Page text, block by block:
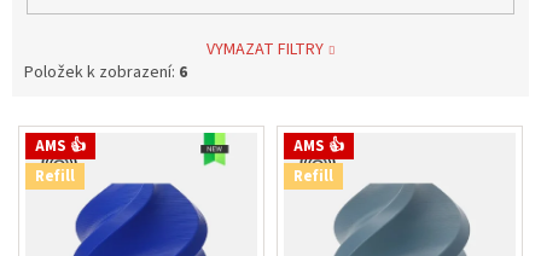
VYMAZAT FILTRY
Položek k zobrazení: 6
V AMS 👍
Refill
AMS 👍
Refill